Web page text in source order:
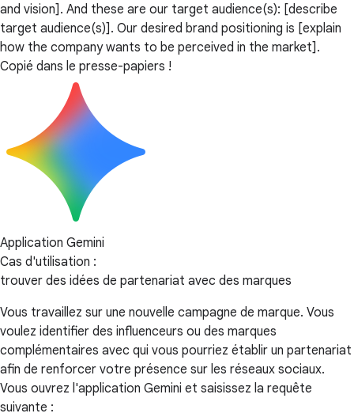
and vision]. And these are our target audience(s): [describe
target audience(s)]. Our desired brand positioning is [explain
how the company wants to be perceived in the market].
Copié dans le presse-papiers !
Application Gemini
Cas d'utilisation :
trouver des idées de partenariat avec des marques
Vous travaillez sur une nouvelle campagne de marque. Vous
voulez identifier des influenceurs ou des marques
complémentaires avec qui vous pourriez établir un partenariat
afin de renforcer votre présence sur les réseaux sociaux.
Vous ouvrez l'application Gemini et saisissez la requête
suivante :